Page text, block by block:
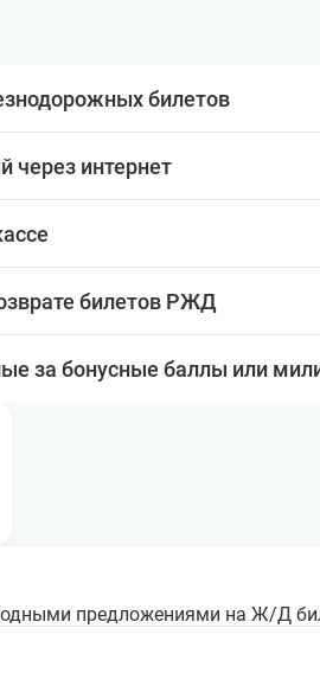
билетов
через интернет
билетов РЖД
за бонусные баллы или
предложениями на Ж/Д